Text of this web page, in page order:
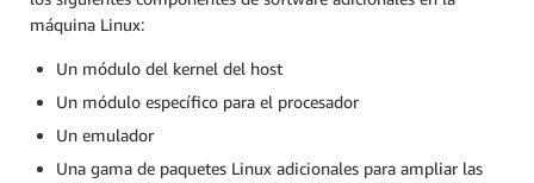
máquina Linux:
Un módulo del kernel del host
Un módulo específico para el procesador
Un emulador
Una gama de paquetes Linux adicionales para ampliar las